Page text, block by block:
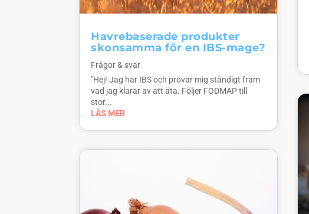
Havrebaserade produkter
skonsamma för en IBS-mage?
Frågor & svar
"Hej! Jag har IBS och provar mig ständigt fram
vad jag klarar av att äta. Följer FODMAP till
stor...
LÄS MER